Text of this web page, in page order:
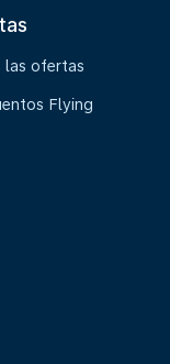
las ofertas
Flying